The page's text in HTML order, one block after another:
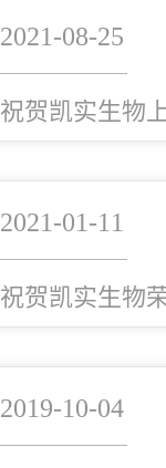
2021-08-25
祝贺凯实生物
2021-01-11
祝贺凯实生物
2019-10-04